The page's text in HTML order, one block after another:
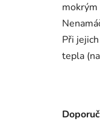
mokrým
Při
tepla